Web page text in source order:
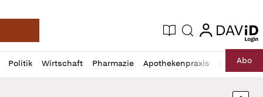
Deutsche Apotheker Zeitung
Aktuelle Ausgabe
Suche login
login
Politik Wirtschaft Pharmazie Apothekenpraxis RechtAbo
Profil
öffnen
Daz
Pur